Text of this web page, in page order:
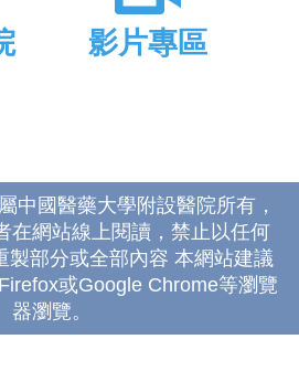
影片專區
中國醫藥大學附設醫院所有，
在網站線上閱讀，禁止以任何
製部分或全部內容 本網站建議
或Google Chrome等瀏覽
器瀏覽。